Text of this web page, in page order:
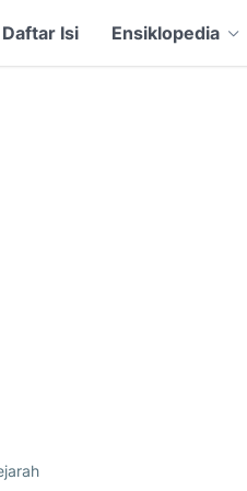
Daftar Isi Ensiklopedia